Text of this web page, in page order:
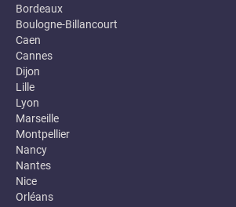
Bordeaux
Boulogne-Billancourt
Caen
Cannes
Dijon
Lille
Lyon
Marseille
Montpellier
Nancy
Nantes
Nice
Orléans